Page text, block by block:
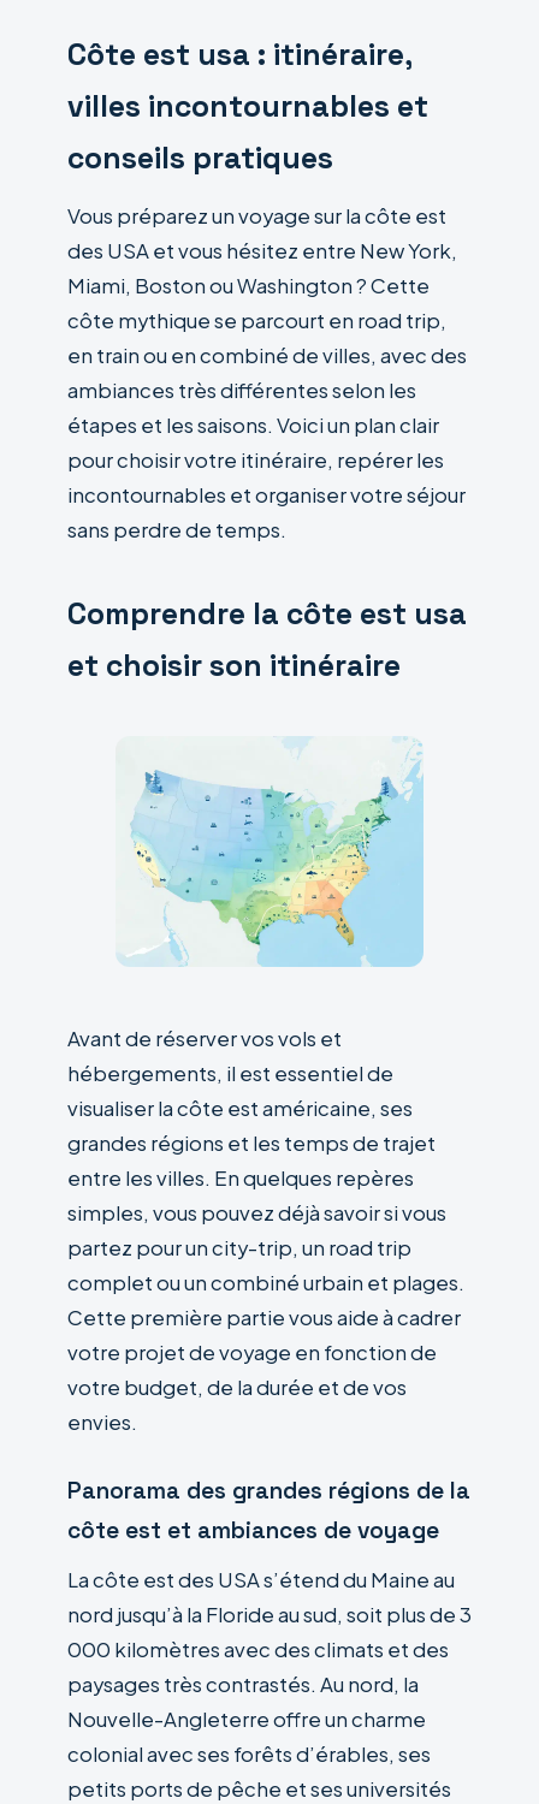
Côte est usa : itinéraire,
villes incontournables et
conseils pratiques
Vous préparez un voyage sur la côte est
des USA et vous hésitez entre New York,
Miami, Boston ou Washington ? Cette
côte mythique se parcourt en road trip,
en train ou en combiné de villes, avec des
ambiances très différentes selon les
étapes et les saisons. Voici un plan clair
pour choisir votre itinéraire, repérer les
incontournables et organiser votre séjour
sans perdre de temps.
Comprendre la côte est usa
et choisir son itinéraire
Avant de réserver vos vols et
hébergements, il est essentiel de
visualiser la côte est américaine, ses
grandes régions et les temps de trajet
entre les villes. En quelques repères
simples, vous pouvez déjà savoir si vous
partez pour un city-trip, un road trip
complet ou un combiné urbain et plages.
Cette première partie vous aide à cadrer
votre projet de voyage en fonction de
votre budget, de la durée et de vos
envies.
Panorama des grandes régions de la
côte est et ambiances de voyage
La côte est des USA s’étend du Maine au
nord jusqu’à la Floride au sud, soit plus de 3
000 kilomètres avec des climats et des
paysages très contrastés. Au nord, la
Nouvelle-Angleterre offre un charme
colonial avec ses forêts d’érables, ses
petits ports de pêche et ses universités